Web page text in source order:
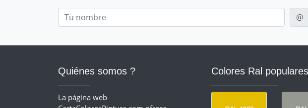
Nom
E-mail
@
Quiénes somos ?
La página web
Colores Ral populares